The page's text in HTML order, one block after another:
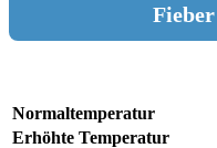
Normaltemperatur
Erhöhte Temperatur